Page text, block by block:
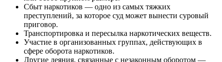
Сбыт наркотиков — одно из самых тяжких
преступлений, за которое суд может вынести суровый
приговор.
Транспортировка и пересылка наркотических веществ.
Участие в организованных группах, действующих в
сфере оборота наркотиков.
Другие деяния, связанные с незаконным оборотом —